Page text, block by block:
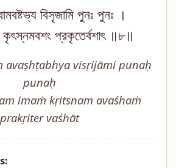
বিসৃজামি পুনঃ পুনঃ ।
কৃৎস্নমবশং প্রকৃতের্বশাৎ ॥৮॥
avaṣhṭabhya visṛijāmi punaḥ
punaḥ
imaṁ kṛitsnam avaśhaṁ
prakṛiter vaśhāt